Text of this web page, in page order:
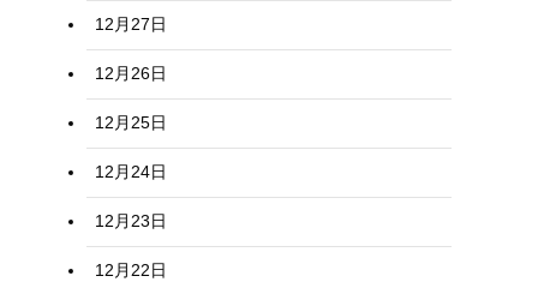
12月27日
12月26日
12月25日
12月24日
12月23日
12月22日